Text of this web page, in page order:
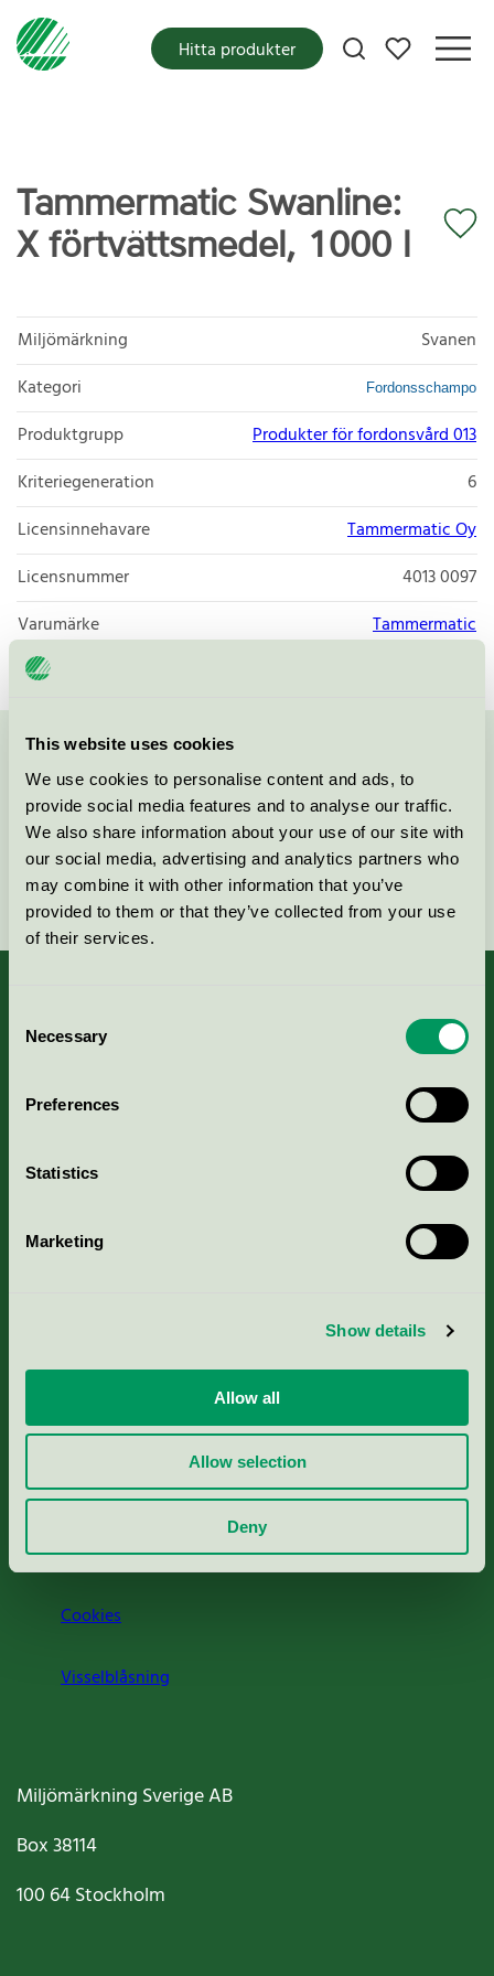
This website uses cookies
We use cookies to personalise content and ads, to
provide social media features and to analyse our traffic.
We also share information about your use of our site with
our social media, advertising and analytics partners who
may combine it with other information that you’ve
provided to them or that they’ve collected from your use
of their services.
Selection
Necessary
Preferences
Statistics
Marketing
Show details
Allow all
Allow selection
Deny
Mina favoriter
Hitta produkter
Tammermatic Swanline:
X förtvättsmedel, 1000 l
Miljömärkning
Svanen
Kategori
Fordonsschampo
Produktgrupp
Produkter för fordonsvård 013
Kriteriegeneration
6
Licensinnehavare
Tammermatic Oy
Licensnummer
4013 0097
Varumärke
Tammermatic
Kontakta oss på08-55 55 24 00eller via formuläret:
Fortsätt
Nordic Ecolabelling Portal
Portal för massa, papper & tryckerier
Rapporter & undersökningar
Press
Om oss
Jobba hos oss
Cookies
Visselblåsning
Miljömärkning Sverige AB
Box38114
100 64Stockholm